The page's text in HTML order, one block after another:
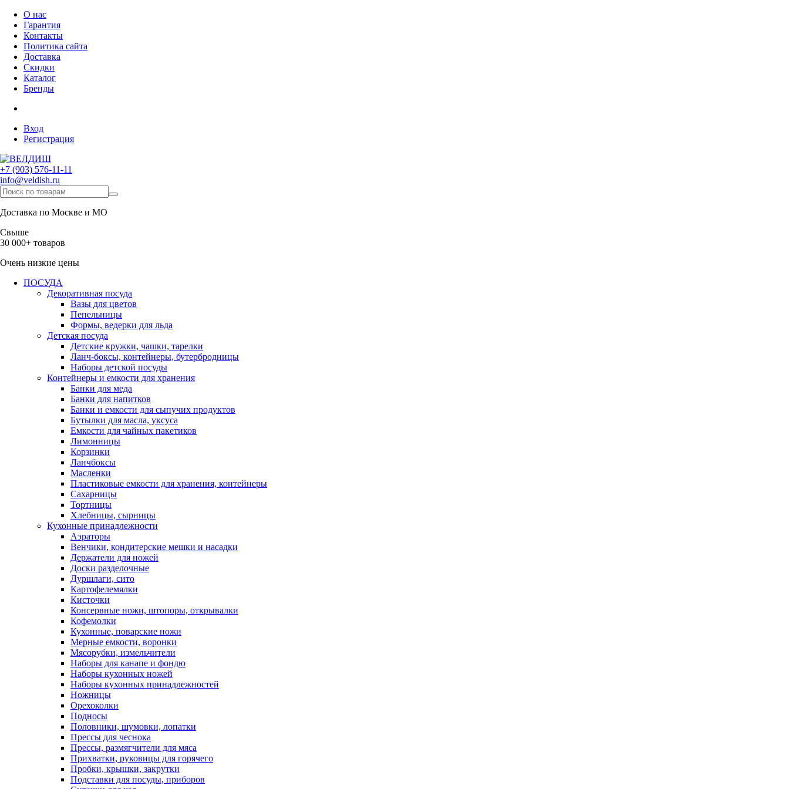
О нас
Гарантия
Контакты
Политика сайта
Доставка
Скидки
Каталог
Бренды
Вход
Регистрация
+7 (903) 576-11-11
info@veldish.ru
Доставка по Москве и МО
Свыше
30 000+ товаров
Очень низкие цены
ПОСУДА
Декоративная посуда
Вазы для цветов
Пепельницы
Формы, ведерки для льда
Детская посуда
Детские кружки, чашки, тарелки
Ланч-боксы, контейнеры, бутербродницы
Наборы детской посуды
Контейнеры и емкости для хранения
Банки для меда
Банки для напитков
Банки и емкости для сыпучих продуктов
Бутылки для масла, уксуса
Емкости для чайных пакетиков
Лимонницы
Корзинки
Ланчбоксы
Масленки
Пластиковые емкости для хранения, контейнеры
Сахарницы
Тортницы
Хлебницы, сырницы
Кухонные принадлежности
Аэраторы
Венчики, кондитерские мешки и насадки
Держатели для ножей
Доски разделочные
Дуршлаги, сито
Картофелемялки
Кисточки
Консервные ножи, штопоры, открывалки
Кофемолки
Кухонные, поварские ножи
Мерные емкости, воронки
Мясорубки, измельчители
Наборы для канапе и фондю
Наборы кухонных ножей
Наборы кухонных принадлежностей
Ножницы
Орехоколки
Подносы
Половники, шумовки, лопатки
Прессы для чеснока
Прессы, размягчители для мяса
Прихватки, руковицы для горячего
Пробки, крышки, закрутки
Подставки для посуды, приборов